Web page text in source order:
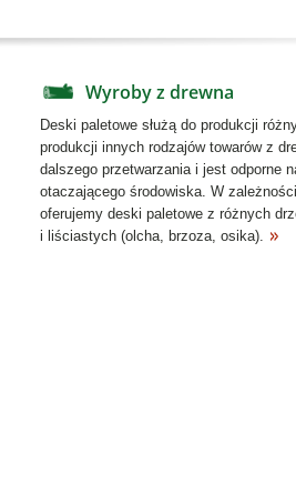
Wyroby z drewna
Deski paletowe służą do produkcji
produkcji innych rodzajów towarów z
dalszego przetwarzania i jest odporne
otaczającego środowiska. W
oferujemy deski paletowe z różnych
i liściastych (olcha, brzoza, osika).